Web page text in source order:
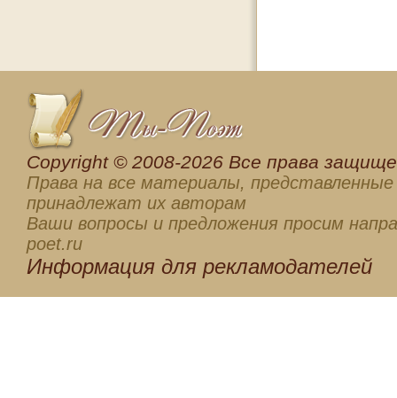
Сopyright © 2008-2026 Все права
Права на все материалы, представленные
принадлежат их авторам
Ваши вопросы и предложения просим
poet.ru
Информация для рекламодателей